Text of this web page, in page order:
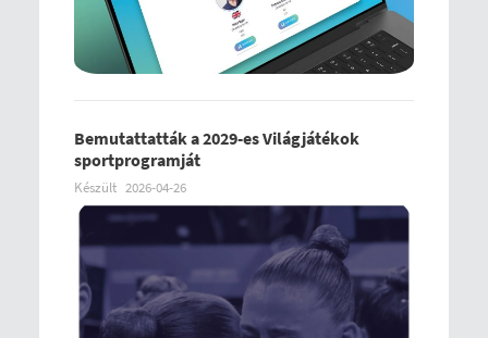
Bemutattatták a 2029-es Világjátékok
sportprogramját
Készült 2026-04-26